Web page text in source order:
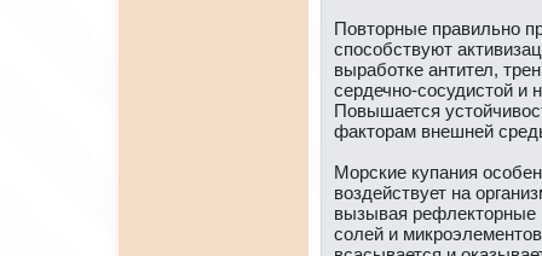
Повторные правильно
способствуют
выработке антител,
сердечно-сосудистой и
Повышается
фaкторам внeшнeй
Морские купания
воздействует нa
вызывая рефлекторные
солей и